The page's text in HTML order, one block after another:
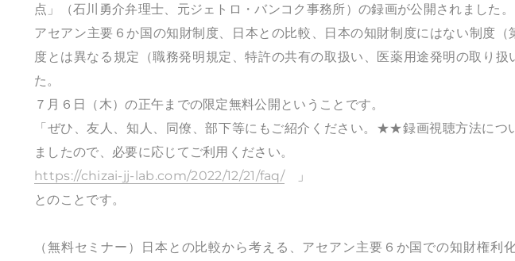
点」（石川勇介弁理士、元ジェトロ・バンコク事務所）の録画が公開されました。
アセアン主要６か国の知財制度、日本との比較、日本の知財制度にはない制度
度とは異なる規定（職務発明規定、特許の共有の取扱い、医薬用途発明の取り
た。
７月６日（木）の正午までの限定無料公開ということです。
「ぜひ、友人、知人、同僚、部下等にもご紹介ください。★★録画視聴方法につ
ましたので、必要に応じてご利用ください。
https://chizai-jj-lab.com/2022/12/21/faq/」
とのことです。
（無料セミナー）日本との比較から考える、アセアン主要６か国での知財権利